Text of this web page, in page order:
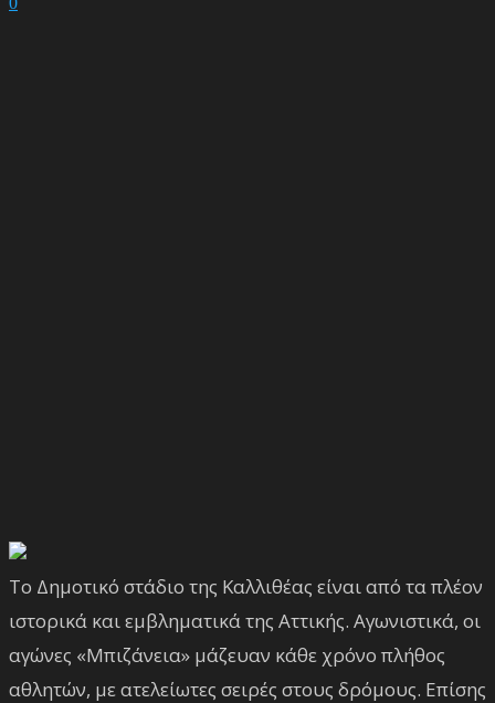
Το Δημοτικό στάδιο της Καλλιθέας είναι από τα πλέον
ιστορικά και εμβληματικά της Αττικής. Αγωνιστικά, οι
αγώνες «Μπιζάνεια» μάζευαν κάθε χρόνο πλήθος
αθλητών, με ατελείωτες σειρές στους δρόμους. Επίσης